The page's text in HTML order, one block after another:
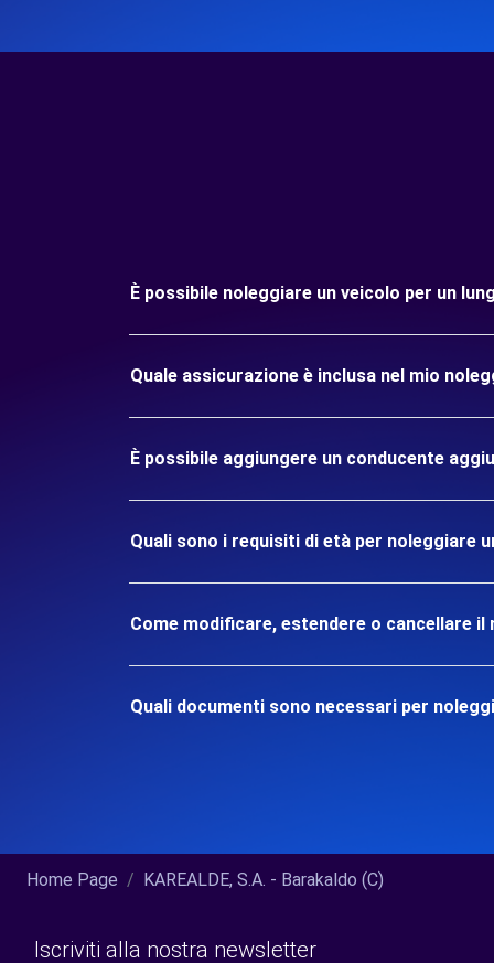
È possibile noleggiare un veicolo per un
Quale assicurazione è inclusa nel mio
È possibile aggiungere un conducente
Quali sono i requisiti di età per noleggiare
Come modificare, estendere o cancellare il
Quali documenti sono necessari per
Home Page KAREALDE, S.A. - Barakaldo (C)
Iscriviti alla nostra newsletter